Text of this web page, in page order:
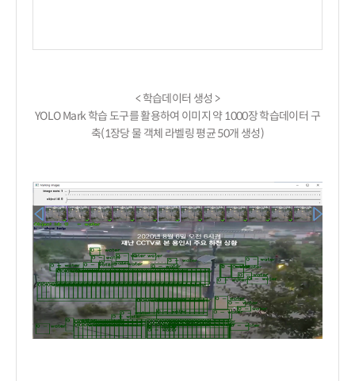
< 학습데이터 생성 >
YOLO Mark 학습 도구를 활용하여 이미지 약 1000장 학습데이터 구
축(1장당 물 객체 라벨링 평균 50개 생성)